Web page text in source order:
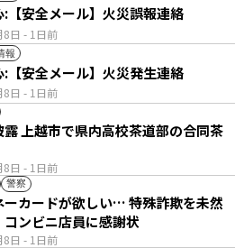
日 - 1日前
:【安全メール】火災誤報連絡
報
日 - 1日前
:【安全メール】火災発生連絡
日 - 1日前
露 上越市で県内高校茶道部の合同茶
警察
日 - 1日前
ーカードが欲しい… 特殊詐欺を未然
コンビニ店員に感謝状